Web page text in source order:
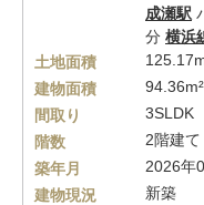
成瀬駅
分 横浜
土地面積
建物面積
94.36m²
間取り
3SLDK
階数
2階建て
築年月
2026年
建物現況
新築